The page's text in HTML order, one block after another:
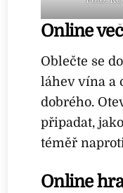
Online
Oblečte se
láhev vína a
dobrého.
připadat,
téměř
Online